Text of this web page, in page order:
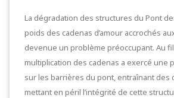
La dégradation des structures du Pont
poids des cadenas d’amour accrochés
devenue un problème préoccupant. Au
multiplication des cadenas a exercé une
sur les barrières du pont, entraînant des
mettant en péril l’intégrité de cette